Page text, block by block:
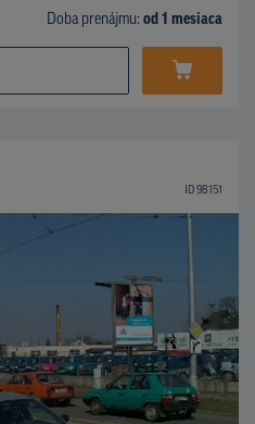
Doba prenájmu: od 1 mesiaca
ID 98151